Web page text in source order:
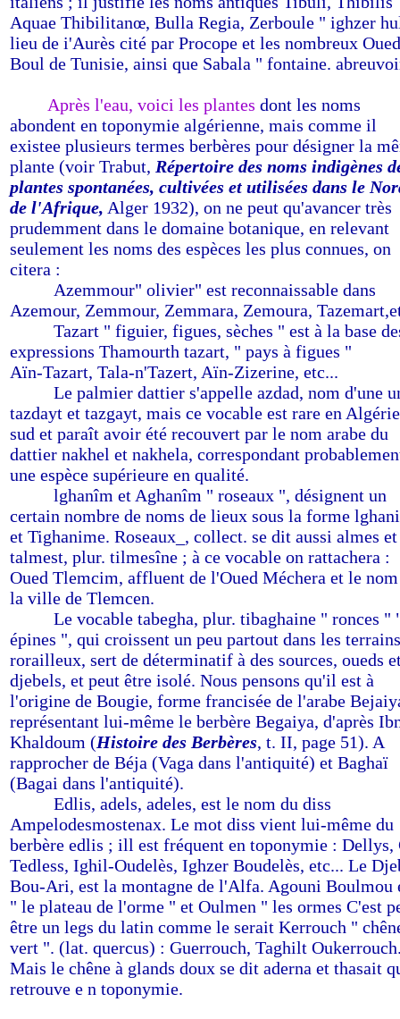
Aquae Thibilitanœ, Bulla Regia, Zerboule " ighzer
lieu de i'Aurès cité par Procope et les nombreux
Boul de Tunisie, ainsi que Sabala " fontaine.
Après l'eau, voici les plantes dont les noms
abondent en toponymie algérienne, mais comme il
existee plusieurs termes berbères pour désigner la
plante (voir Trabut, Répertoire des noms indigènes
plantes spontanées, cultivées et utilisées dans le
de l'Afrique, Alger 1932), on ne peut qu'avancer très
prudemment dans le domaine botanique, en relevant
seulement les noms des espèces les plus connues, on
citera :
Azemmour" olivier" est reconnaissable dans
Azemour, Zemmour, Zemmara, Zemoura,
Tazart " figuier, figues, sèches " est à la base
expressions Thamourth tazart, " pays à figues "
Aïn-Tazart, Tala-n'Tazert, Aïn-Zizerine, etc...
Le palmier dattier s'appelle azdad, nom d'une
tazdayt et tazgayt, mais ce vocable est rare en
sud et paraît avoir été recouvert par le nom arabe du
dattier nakhel et nakhela, correspondant
une espèce supérieure en qualité.
lghanîm et Aghanîm " roseaux ", désignent un
certain nombre de noms de lieux sous la forme
et Tighanime. Roseaux_, collect. se dit aussi almes et
talmest, plur. tilmesîne ; à ce vocable on rattachera :
Oued Tlemcim, affluent de l'Oued Méchera et le
la ville de Tlemcen.
Le vocable tabegha, plur. tibaghaine " ronces "
épines ", qui croissent un peu partout dans les terrains
rorailleux, sert de déterminatif à des sources, oueds
djebels, et peut être isolé. Nous pensons qu'il est à
l'origine de Bougie, forme francisée de l'arabe
représentant lui-même le berbère Begaiya, d'après
Khaldoum (Histoire des Berbères, t. II, page 51). A
rapprocher de Béja (Vaga dans l'antiquité) et Baghaï
(Bagai dans l'antiquité).
Edlis, adels, adeles, est le nom du diss
Ampelodesmostenax. Le mot diss vient lui-même du
berbère edlis ; ill est fréquent en toponymie : Dellys,
Tedless, Ighil-Oudelès, Ighzer Boudelès, etc... Le
Bou-Ari, est la montagne de l'Alfa. Agouni Boulmou
" le plateau de l'orme " et Oulmen " les ormes C'est
être un legs du latin comme le serait Kerrouch "
vert ". (lat. quercus) : Guerrouch, Taghilt
Mais le chêne à glands doux se dit aderna et thasait
retrouve e n toponymie.